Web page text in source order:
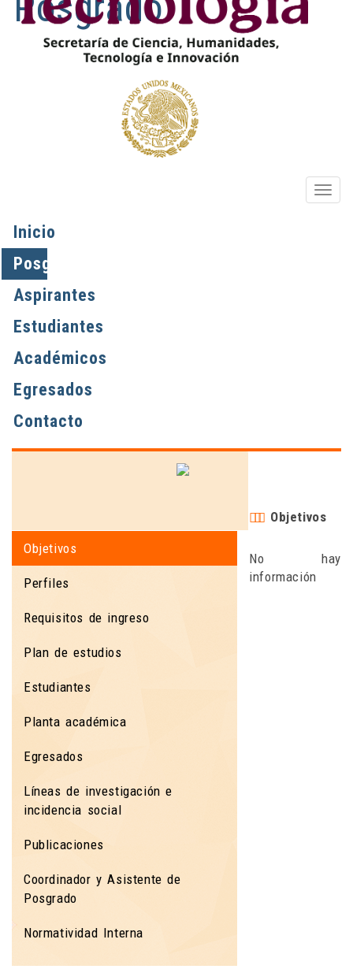
Inicio
Posgrados
Aspirantes
Estudiantes
Académicos
Egresados
Contacto
Objetivos
Perfiles
Requisitos de ingreso
Plan de estudios
Estudiantes
Planta académica
Egresados
Líneas de investigación e
incidencia social
Publicaciones
Coordinador y Asistente de
Posgrado
Normatividad Interna
Objetivos
No hay
información